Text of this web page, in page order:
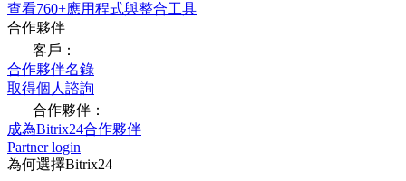
查看760+應用程式與整合工具
合作夥伴
客戶：
合作夥伴名錄
取得個人諮詢
合作夥伴：
成為Bitrix24合作夥伴
Partner login
為何選擇Bitrix24